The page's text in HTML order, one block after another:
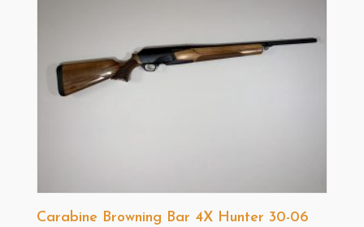
Carabine Browning Bar 4X Hunter 30-06